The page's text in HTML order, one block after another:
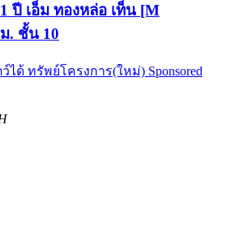
ปี เอ็ม ทองหล่อ เท็น [M
. ชั้น 10
ทรัพย์โครงการ(ใหม่) Sponsored